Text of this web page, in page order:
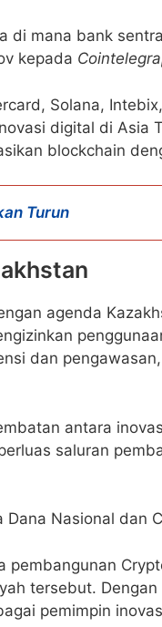
di mana bank
kepada
Solana,
digital di Asia
blockchain
Turun
agenda
dan
antara
saluran
Dana Nasional dan
pembangunan
tersebut.
pemimpin